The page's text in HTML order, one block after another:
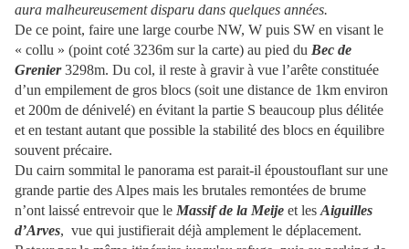
aura malheureusement disparu dans quelques années.
De ce point, faire une large courbe NW, W puis SW en visant le
« collu » (point coté 3236m sur la carte) au pied du Bec de
Grenier3298m. Du col, il reste à gravir à vue l’arête constituée
d’un empilement de gros blocs (soit une distance de 1km environ
et 200m de dénivelé) en évitant la partie S beaucoup plus délitée
et en testant autant que possible la stabilité des blocs en équilibre
souvent précaire.
Du cairn sommital le panorama est parait-il époustouflant sur une
grande partie des Alpes mais les brutales remontées de brume
n’ont laissé entrevoir que le Massif de la Meije et les Aiguilles
d’Arves, vue qui justifierait déjà amplement le déplacement.